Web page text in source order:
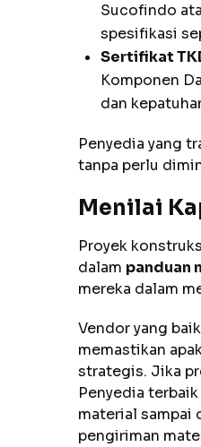
Sucofindo
spesifikasi
Sertifikat
Komponen
dan
Penyedia yang
tanpa perlu
Menilai
Proyek
dalam panduan
mereka dalam
Vendor yang
memastikan
strategis. Jika
Penyedia
material sampai
pengiriman